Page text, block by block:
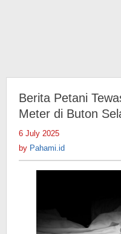
Berita Petani
Meter di Buton
6 July 2025
by Pahami.id